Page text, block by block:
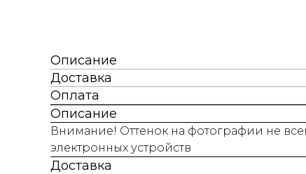
Описание
Доставка
Оплата
Описание
Внимание! Оттенок на фотографии не
электронных устройств
Доставка